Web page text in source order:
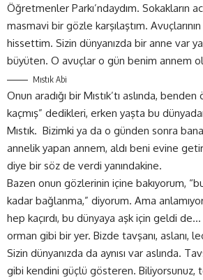
Öğretmenler Parkı’ndaydım. Sokakların
masmavi bir gözle karşılaştım. Avuçlarının
hissettim. Sizin dünyanızda bir anne var
büyüten. O avuçlar o gün benim annem
Mıstık Abi
Onun aradığı bir Mıstık’tı aslında,
kaçmış” dedikleri, erken yaşta bu
Mıstık. Bizimki ya da o günden sonra
annelik yapan annem, aldı beni evine
diye bir söz de verdi yanındakine.
Bazen onun gözlerinin içine bakıyorum,
kadar bağlanma,” diyorum. Ama
hep kaçırdı, bu dünyaya aşk için geldi
orman gibi bir yer. Bizde tavşanı, aslanı,
Sizin dünyanızda da aynısı var aslında.
gibi kendini güçlü gösteren. Biliyorsunuz,